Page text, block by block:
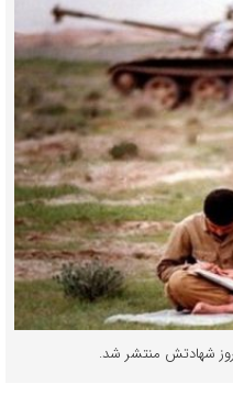
شهادتش منتشر شد.